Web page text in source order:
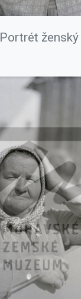
Portrét ženský